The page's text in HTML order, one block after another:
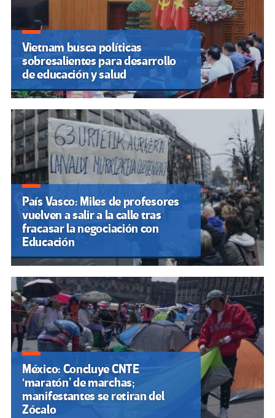
Vietnam busca políticas
sobresalientes para desarrollo
de educación y salud
País Vasco: Miles de profesores
vuelven a salir a la calle tras
fracasar la negociación con
Educación
México: Concluye CNTE
‘maratón’ de marchas;
manifestantes se retiran del
Zócalo